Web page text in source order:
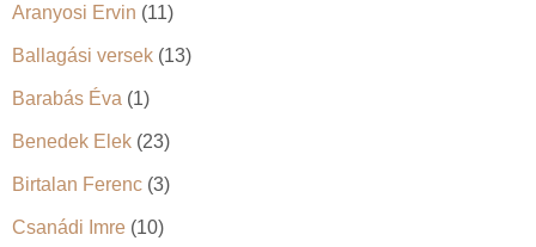
Aranyosi Ervin (11)
Ballagási versek (13)
Barabás Éva (1)
Benedek Elek (23)
Birtalan Ferenc (3)
Csanádi Imre (10)